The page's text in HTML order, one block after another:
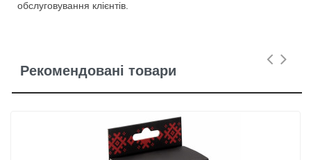
обслуговування клієнтів.
Рекомендовані товари